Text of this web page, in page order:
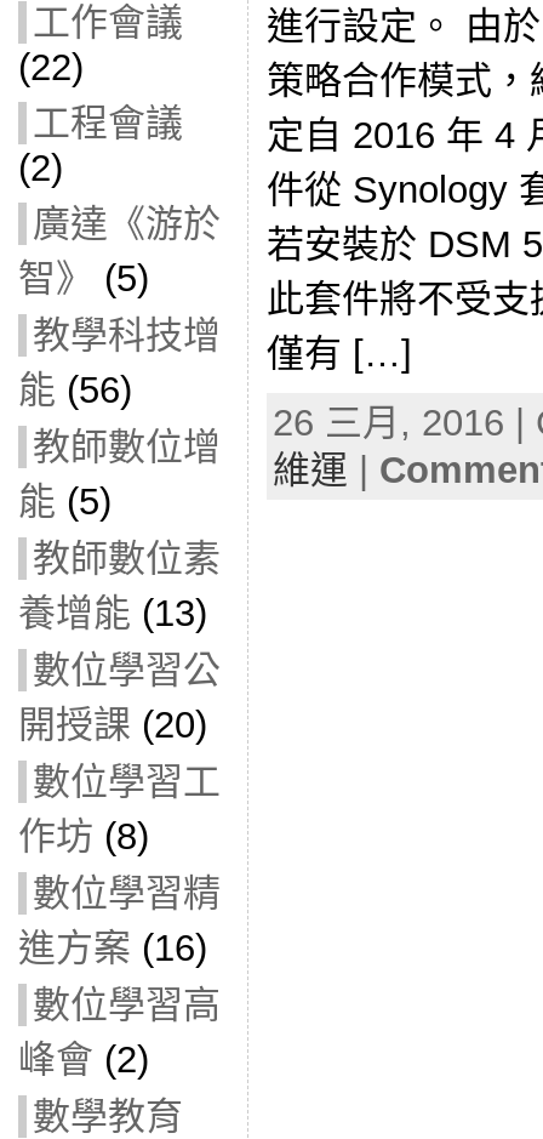
工作會議
(22)
工程會議
(2)
廣達《游於
智》
(5)
教學科技增
能 (56)
教師數位增
能 (5)
教師數位素
養增能 (13)
數位學習公
開授課 (20)
數位學習工
作坊 (8)
數位學習精
進方案 (16)
數位學習高
峰會 (2)
數學教育
進行設定。 由
策略合作模式
定自 2016 年 4
件從 Synology
若安裝於 DSM
此套件將不受
僅有 […]
26 三月, 2016
維運